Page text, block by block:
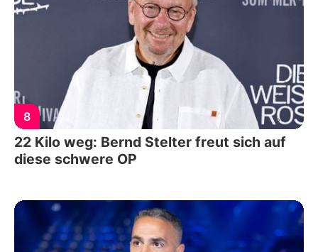
8
22 Kilo weg: Bernd Stelter freut sich auf
diese schwere OP